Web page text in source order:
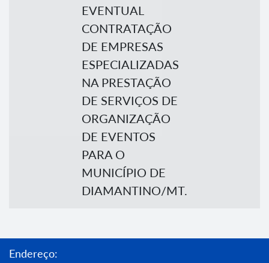
EVENTUAL
CONTRATAÇÃO
DE EMPRESAS
ESPECIALIZADAS
NA PRESTAÇÃO
DE SERVIÇOS DE
ORGANIZAÇÃO
DE EVENTOS
PARA O
MUNICÍPIO DE
DIAMANTINO/MT.
Endereço: